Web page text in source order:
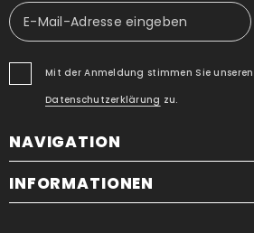
Mit der Anmeldung stimmen Sie unseren
Datenschutzerklärung zu.
NAVIGATION
INFORMATIONEN